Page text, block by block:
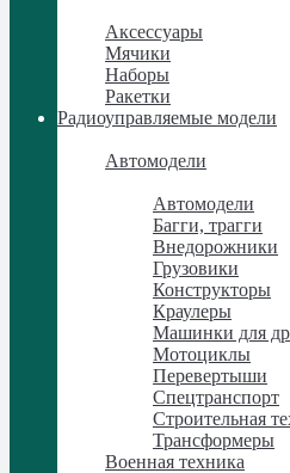
Аксессуары
Мячики
Наборы
Ракетки
Радиоуправляемые модели
Автомодели
Автомодели
Багги, трагги
Внедорожники
Грузовики
Конструкторы
Краулеры
Машинки для
Мотоциклы
Перевертыши
Спецтранспорт
Строительная
Трансформеры
Военная техника